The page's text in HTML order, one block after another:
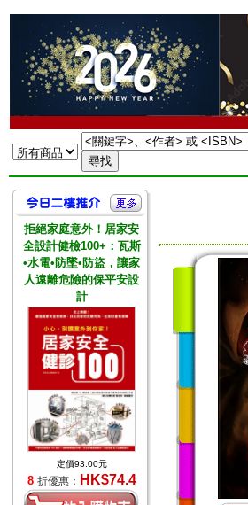
拒絕家庭意外！居家安
全設計健檢100+：瓦斯
•水電•防墜•防盜，讓家
人遠離危險的保平安設
計
定價93.00元
8 折優惠： HK$74.4